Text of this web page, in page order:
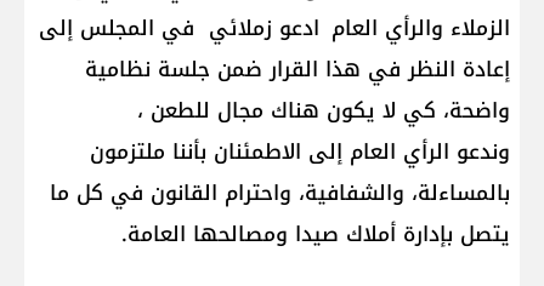
الزملاء والرأي العام ادعو زملائي في المجلس إلى
إعادة النظر في هذا القرار ضمن جلسة نظامية
واضحة، كي لا يكون هناك مجال للطعن ،
وندعو الرأي العام إلى الاطمئنان بأننا ملتزمون
بالمساءلة، والشفافية، واحترام القانون في كل ما
يتصل بإدارة أملاك صيدا ومصالحها العامة.